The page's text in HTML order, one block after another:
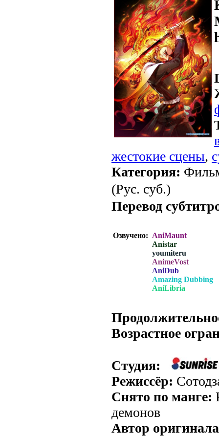
жестокие сцены,
Категория:
(Рус. суб.)
Перевод
Озвучено: AniMaunt
Anistar
youmiteru
AnimeVost
AniDub
Amazing Dubbing
AniLibria
Возрастное
Студия:
Режиссёр:
Снято по манге:
демонов
Автор